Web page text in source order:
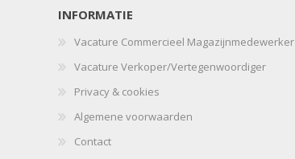
INFORMATIE
Vacature Commercieel Magazijnmedewerker
Vacature Verkoper/Vertegenwoordiger
Privacy & cookies
Algemene voorwaarden
Contact